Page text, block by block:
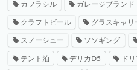
カフラシル ガレージブランド
クラフトビール グラスキャリ
スノーシュー ソソギング
テント泊 デリカD5 ド